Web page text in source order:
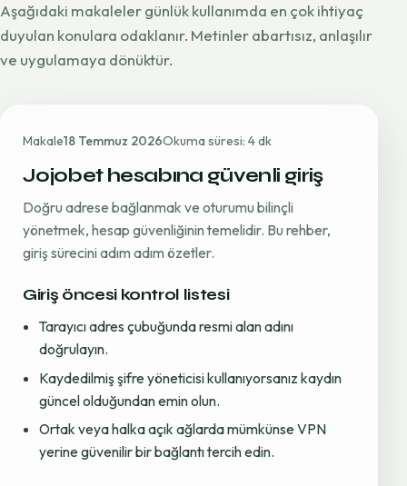
Aşağıdaki makaleler günlük kullanımda en çok ihtiyaç
duyulan konulara odaklanır. Metinler abartısız, anlaşılır
ve uygulamaya dönüktür.
Makale18 Temmuz 2026Okuma süresi: 4 dk
Jojobet hesabına güvenli giriş
Doğru adrese bağlanmak ve oturumu bilinçli
yönetmek, hesap güvenliğinin temelidir. Bu rehber,
giriş sürecini adım adım özetler.
Giriş öncesi kontrol listesi
Tarayıcı adres çubuğunda resmi alan adını
doğrulayın.
Kaydedilmiş şifre yöneticisi kullanıyorsanız kaydın
güncel olduğundan emin olun.
Ortak veya halka açık ağlarda mümkünse VPN
yerine güvenilir bir bağlantı tercih edin.